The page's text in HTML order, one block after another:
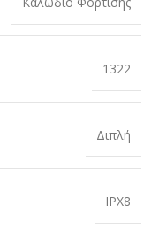
1322
Διπλή
IPX8